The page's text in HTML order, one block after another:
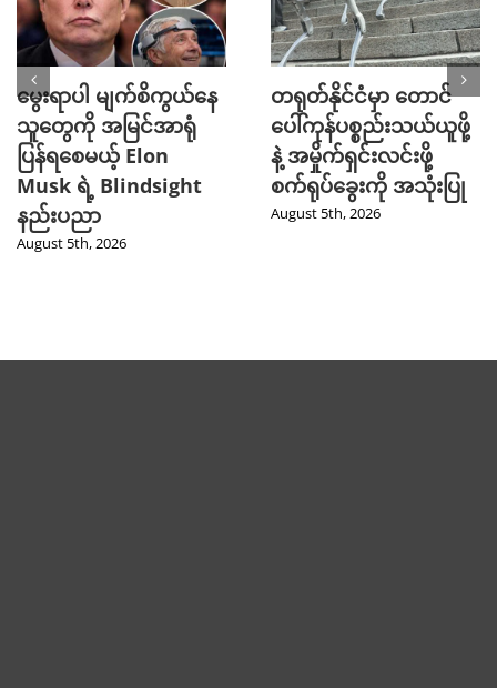
မွေးရာပါ မျက်စိကွယ်နေ
သူတွေကို အမြင်အာရုံ
ပြန်ရစေမယ့် Elon
Musk ရဲ့ Blindsight
နည်းပညာ
August 5th, 2026
တရုတ်နိုင်ငံမှာ တောင်
ပေါ်ကုန်ပစ္စည်းသယ်ယူဖို့
နဲ့ အမှိုက်ရှင်းလင်းဖို့
စက်ရုပ်ခွေးကို အသုံးပြု
August 5th, 2026